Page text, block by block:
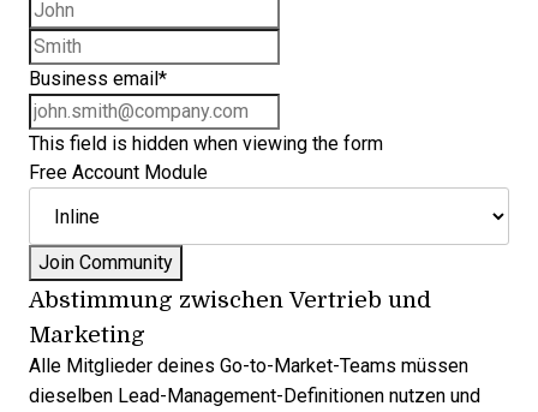
Business email *
This field is hidden when viewing the form
Free Account Module
Abstimmung zwischen Vertrieb und
Marketing
Alle Mitglieder deines Go-to-Market-Teams müssen
dieselben Lead-Management-Definitionen nutzen und